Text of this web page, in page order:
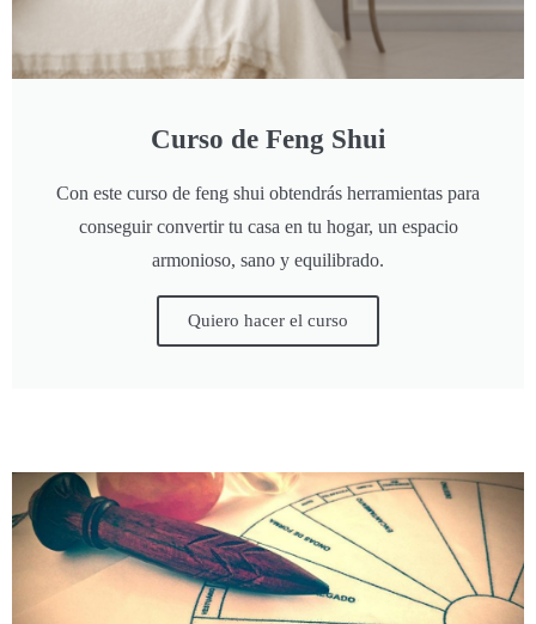
Curso de Feng Shui
Con este curso de feng shui obtendrás herramientas para
conseguir convertir tu casa en tu hogar, un espacio
armonioso, sano y equilibrado.
Quiero hacer el curso